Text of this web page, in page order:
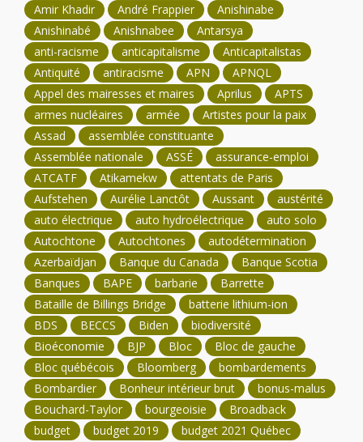
Amir Khadir
André Frappier
Anishinabe
Anishinabé
Anishnabee
Antarsya
anti-racisme
anticapitalisme
Anticapitalistas
Antiquité
antiracisme APN
APNQL
Appel des mairesses et maires
Aprilus
APTS
armes nucléaires
armée
Artistes pour la paix
Assad
assemblée constituante
Assemblée nationale
ASSÉ
assurance-emploi
ATCATF
Atikamekw
attentats de Paris
Aufstehen
Aurélie Lanctôt Aussant
austérité
auto électrique
auto hydroélectrique
auto solo
Autochtone
Autochtones
autodétermination
Azerbaïdjan
Banque du Canada
Banque Scotia
Banques
BAPE barbarie
Barrette
Bataille de Billings Bridge
batterie lithium-ion
BDS
BECCS Biden
biodiversité
Bioéconomie
BJP Bloc
Bloc de gauche
Bloc québécois
Bloomberg
bombardements
Bombardier
Bonheur intérieur brut
bonus-malus
Bouchard-Taylor
bourgeoisie
Broadback
budget
budget 2019
budget 2021 Québec